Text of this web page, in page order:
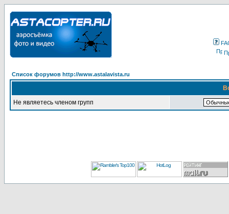
Список форумов http://www.astalavista.ru
Не являетесь членом групп